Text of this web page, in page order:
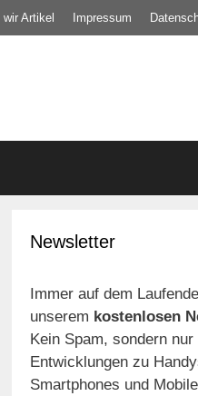
Artikel Impressum
Newsletter
Immer auf dem
unserem kostenlosen
Kein Spam, sondern
Entwicklungen zu
Smartphones und